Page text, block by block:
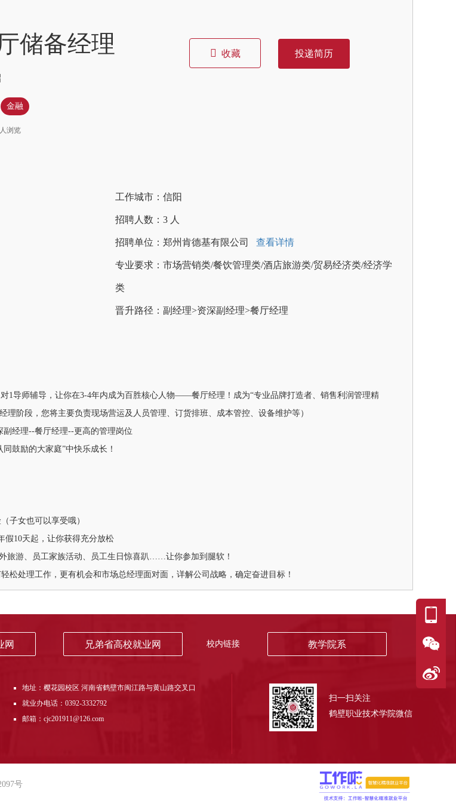
储备经理
金融
浏览
收藏 投递简历
工作城市：信阳
招聘人数：3 人
招聘单位：郑州肯德基有限公司 查看详情
专业要求：市场营销类/餐饮管理类/酒店旅游类/贸易经济类/经济学
类
晋升路径：副经理>资深副经理>餐厅经理
1导师辅导，让你在3-4年内成为百胜核心人物——餐厅经理！成为“专业品牌打造者、销售利润管理精
理阶段，您将主要负责现场营运及人员管理、订货排班、成本管控、设备维护等）
经理--餐厅经理--更高的管理岗位
鼓励的大家庭”中快乐成长！
子女也可以享受哦）
假10天起，让你获得充分放松
旅游、员工家族活动、员工生日惊喜趴……让你参加到腿软！
松处理工作，更有机会和市场总经理面对面，详解公司战略，确定奋进目标！
网 兄弟省高校就业网 校内链接 教学院系
地址：樱花园校区 河南省鹤壁市闽江路与黄山路交叉口
就业办电话：0392-3332792
邮箱：cjc201911@126.com
扫一扫关注
鹤壁职业技术学院微信
号